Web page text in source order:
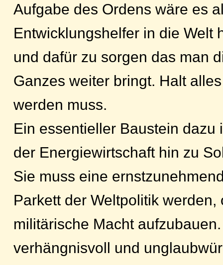
Aufgabe des Ordens wäre es
Entwicklungshelfer in die Welt
und dafür zu sorgen das man
Ganzes weiter bringt. Halt
werden muss.
Ein essentieller Baustein dazu
der Energiewirtschaft hin zu
Sie muss eine
Parkett der Weltpolitik
militärische Macht
verhängnisvoll und